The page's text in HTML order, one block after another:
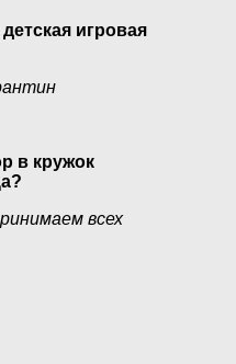
игровая
в кружок
всех